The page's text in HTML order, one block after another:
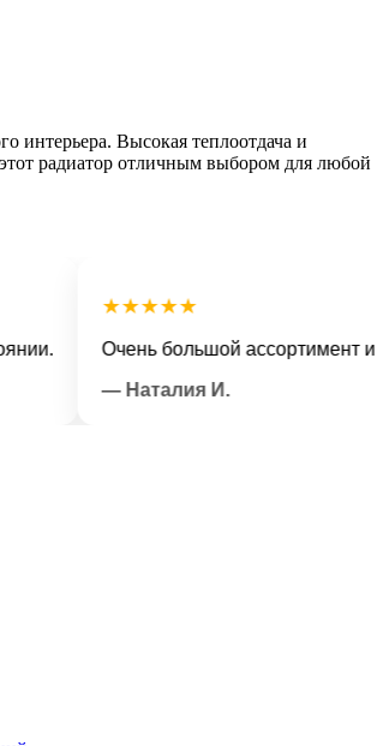
интерьера. Высокая теплоотдача и
радиатор отличным выбором для любой
★★★★★
Очень большой ассортимент и
— Наталия И.